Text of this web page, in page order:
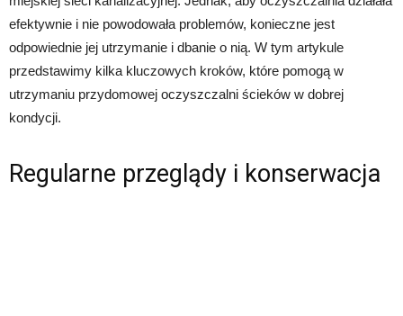
efektywnie i nie powodowała problemów, konieczne jest
odpowiednie jej utrzymanie i dbanie o nią. W tym artykule
przedstawimy kilka kluczowych kroków, które pomogą w
utrzymaniu przydomowej oczyszczalni ścieków w dobrej
kondycji.
Regularne przeglądy i konserwacja